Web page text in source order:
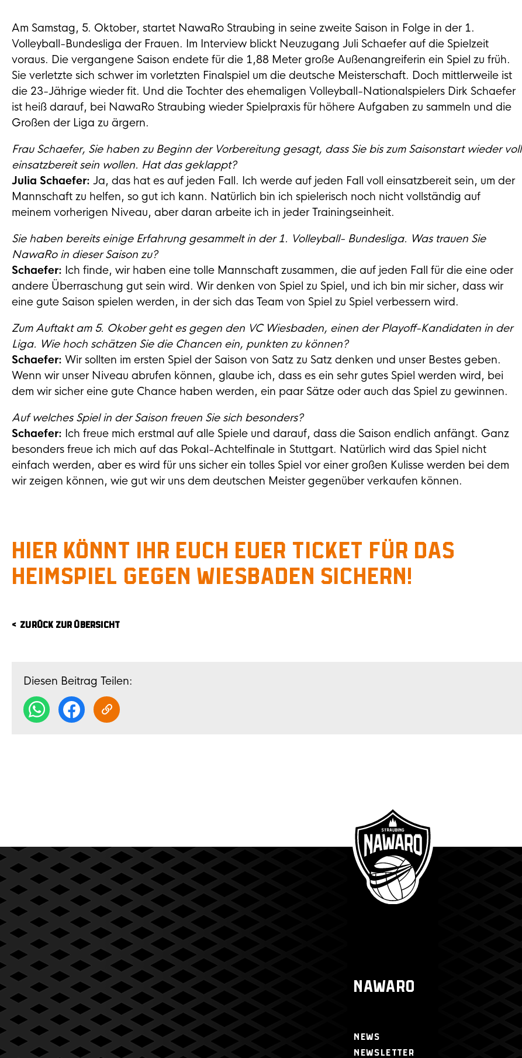
Am Samstag, 5. Oktober, startet NawaRo Straubing in seine zweite Saison in Folge in der 1.
Volleyball-Bundesliga der Frauen. Im Interview blickt Neuzugang Juli Schaefer auf die Spielzeit
voraus. Die vergangene Saison endete für die 1,88 Meter große Außenangreiferin ein Spiel zu früh.
Sie verletzte sich schwer im vorletzten Finalspiel um die deutsche Meisterschaft. Doch mittlerweile ist
die 23-Jährige wieder fit. Und die Tochter des ehemaligen Volleyball-Nationalspielers Dirk Schaefer
ist heiß darauf, bei NawaRo Straubing wieder Spielpraxis für höhere Aufgaben zu sammeln und die
Großen der Liga zu ärgern.
Frau Schaefer, Sie haben zu Beginn der Vorbereitung gesagt, dass Sie bis zum Saisonstart wieder voll
einsatzbereit sein wollen. Hat das geklappt?
Julia Schaefer: Ja, das hat es auf jeden Fall. Ich werde auf jeden Fall voll einsatzbereit sein, um der
Mannschaft zu helfen, so gut ich kann. Natürlich bin ich spielerisch noch nicht vollständig auf
meinem vorherigen Niveau, aber daran arbeite ich in jeder Trainingseinheit.
Sie haben bereits einige Erfahrung gesammelt in der 1. Volleyball- Bundesliga. Was trauen Sie
NawaRo in dieser Saison zu?
Schaefer: Ich finde, wir haben eine tolle Mannschaft zusammen, die auf jeden Fall für die eine oder
andere Überraschung gut sein wird. Wir denken von Spiel zu Spiel, und ich bin mir sicher, dass wir
eine gute Saison spielen werden, in der sich das Team von Spiel zu Spiel verbessern wird.
Zum Auftakt am 5. Okober geht es gegen den VC Wiesbaden, einen der Playoff-Kandidaten in der
Liga. Wie hoch schätzen Sie die Chancen ein, punkten zu können?
Schaefer: Wir sollten im ersten Spiel der Saison von Satz zu Satz denken und unser Bestes geben.
Wenn wir unser Niveau abrufen können, glaube ich, dass es ein sehr gutes Spiel werden wird, bei
dem wir sicher eine gute Chance haben werden, ein paar Sätze oder auch das Spiel zu gewinnen.
Auf welches Spiel in der Saison freuen Sie sich besonders?
Schaefer: Ich freue mich erstmal auf alle Spiele und darauf, dass die Saison endlich anfängt. Ganz
besonders freue ich mich auf das Pokal-Achtelfinale in Stuttgart. Natürlich wird das Spiel nicht
einfach werden, aber es wird für uns sicher ein tolles Spiel vor einer großen Kulisse werden bei dem
wir zeigen können, wie gut wir uns dem deutschen Meister gegenüber verkaufen können.
Hier könnt ihr euch euer Ticket für das
Heimspiel gegen Wiesbaden sichern!
ZURÜCK ZUR ÜBERSICHT
Diesen Beitrag Teilen:
NAWARO
NEWS
NEWSLETTER